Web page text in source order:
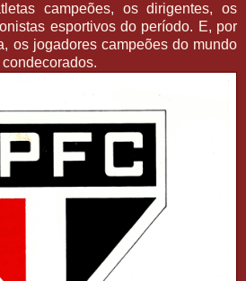
campeões, os dirigentes, os
esportivos do período. E, por
os jogadores campeões do mundo